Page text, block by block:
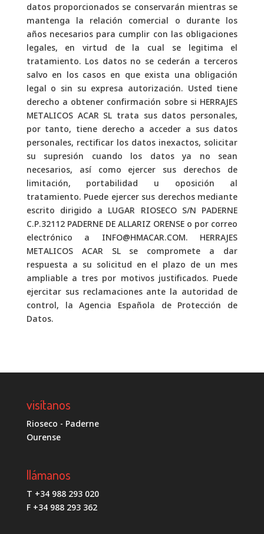
datos proporcionados se conservarán mientras se
mantenga la relación comercial o durante los
años necesarios para cumplir con las obligaciones
legales, en virtud de la cual se legitima el
tratamiento. Los datos no se cederán a terceros
salvo en los casos en que exista una obligación
legal o sin su expresa autorización. Usted tiene
derecho a obtener confirmación sobre si HERRAJES
METALICOS ACAR SL trata sus datos personales,
por tanto, tiene derecho a acceder a sus datos
personales, rectificar los datos inexactos, solicitar
su supresión cuando los datos ya no sean
necesarios, así como ejercer sus derechos de
limitación, portabilidad u oposición al
tratamiento. Puede ejercer sus derechos mediante
escrito dirigido a LUGAR RIOSECO S/N PADERNE
C.P.32112 PADERNE DE ALLARIZ ORENSE o por correo
electrónico a INFO@HMACAR.COM. HERRAJES
METALICOS ACAR SL se compromete a dar
respuesta a su solicitud en el plazo de un mes
ampliable a tres por motivos justificados. Puede
ejercitar sus reclamaciones ante la autoridad de
control, la Agencia Española de Protección de
Datos.
visítanos
Rioseco - Paderne
Ourense
llámanos
T +34 988 293 020
F +34 988 293 362